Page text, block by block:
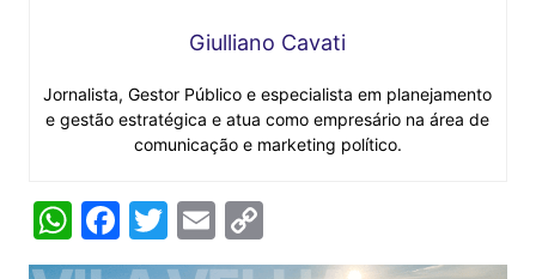
Giulliano Cavati
Jornalista, Gestor Público e especialista em planejamento
e gestão estratégica e atua como empresário na área de
comunicação e marketing político.
W
h
F
a
T
w
E
m
C
o